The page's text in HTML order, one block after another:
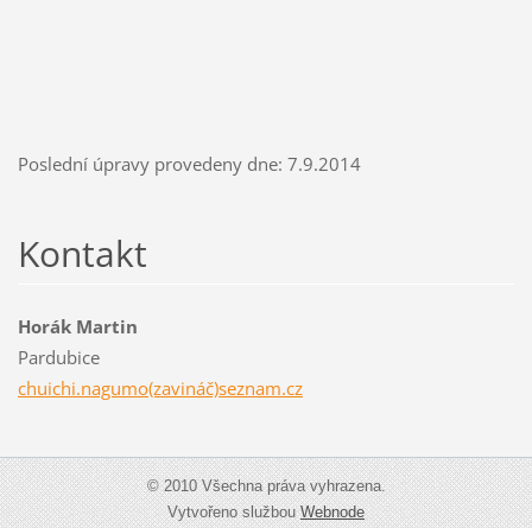
Poslední úpravy provedeny dne: 7.9.2014
Kontakt
Horák Martin
Pardubice
chuichi.nagumo(zavináč)seznam.cz
© 2010 Všechna práva vyhrazena.
Vytvořeno službouWebnode